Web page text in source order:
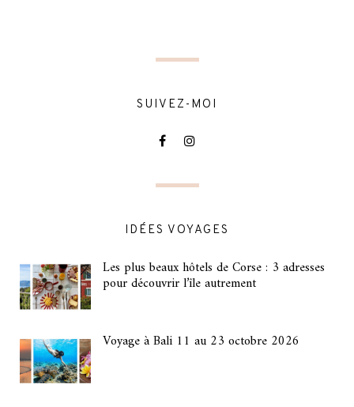
SUIVEZ-MOI
IDÉES VOYAGES
Les plus beaux hôtels de Corse : 3 adresses
pour découvrir l’île autrement
Voyage à Bali 11 au 23 octobre 2026